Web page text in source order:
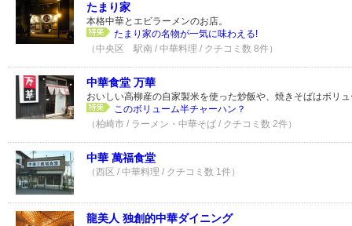
たまり家
本格中華とエビラーメンのお店。
たまり家の名物が一気に味わえる!
（中央区 駅南 / 中華料理 / クチコミ数 8件）
中華食堂 万華
おいしい高柳産の自家製米を使った炒飯や、焼きそばはボリ
このボリューム半チャーハン？
（柏崎市 / ラーメン・中華そば / クチコミ数 2件）
中華 萬福食堂
（西区 / 中華料理 / クチコミ数 1件）
龍美人 独創的中華ダイニング